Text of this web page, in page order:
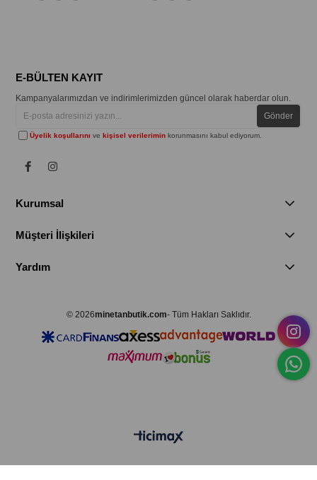
E-BÜLTEN KAYIT
Kampanyalarımızdan ve indirimlerimizden güncel olarak haberdar olun.
Gönder
Üyelik koşullarını vekişisel verilerimin korunmasını kabul ediyorum.
Kurumsal
Müşteri İlişkileri
Yardım
© 2026minetanbutik.com- Tüm Hakları Saklıdır.